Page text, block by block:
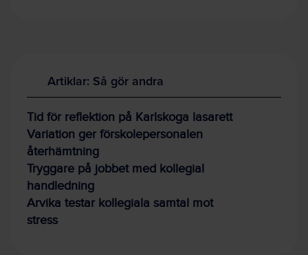
Artiklar: Så gör andra
Tid för reflektion på Karlskoga lasarett
Variation ger förskolepersonalen
återhämtning
Tryggare på jobbet med kollegial
handledning
Arvika testar kollegiala samtal mot
stress